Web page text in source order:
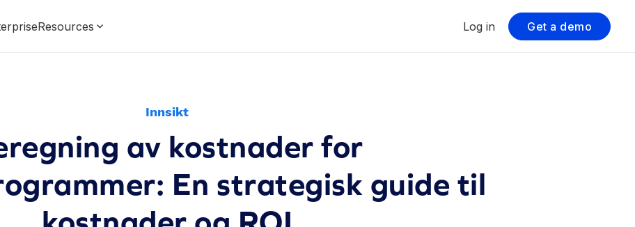
Resources Log in Get a demo
Innsikt
av kostnader for
En strategisk guide til